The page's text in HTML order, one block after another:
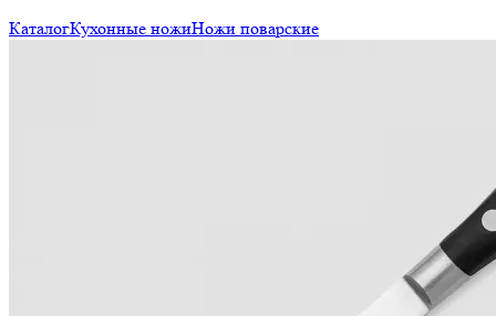
КаталогКухонные ножиНожи поварские